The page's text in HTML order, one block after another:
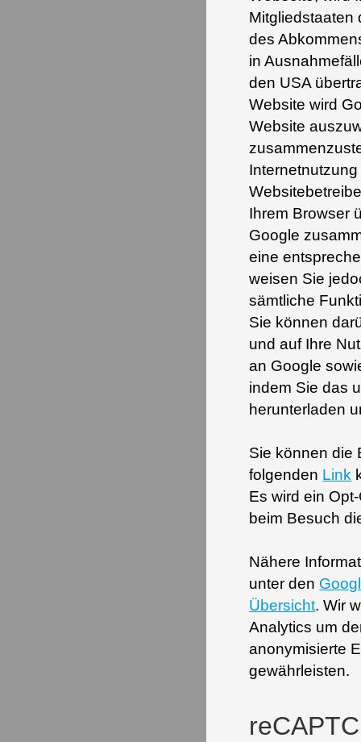
Mitgliedstaaten
des
in
den USA
Website wird
Website
Ihrem Browser
Google
eine
weisen Sie
sämtliche
Sie können
und auf Ihre
an Google
indem Sie das
herunterladen
Sie können die
folgenden Link
Es wird ein
beim Besuch
Nähere
unter den
Übersicht. Wir
Analytics um
anonymisierte
gewährleisten.